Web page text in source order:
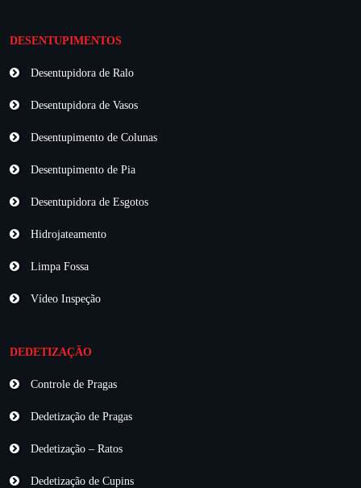
DESENTUPIMENTOS
Desentupidora de Ralo
Desentupidora de Vasos
Desentupimento de Colunas
Desentupimento de Pia
Desentupidora de Esgotos
Hidrojateamento
Limpa Fossa
Vídeo Inspeção
DEDETIZAÇÃO
Controle de Pragas
Dedetização de Pragas
Dedetização – Ratos
Dedetização de Cupins